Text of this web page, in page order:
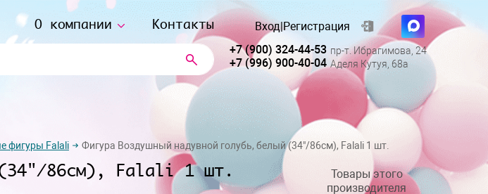
О компании Контакты Вход|Регистрация
+7 (900) 324-44-53 пр-т. Ибрагимова, 24
+7 (996) 900-40-04 Аделя Кутуя, 68а
фигуры Falali Фигура Воздушный надувной голубь, белый (34"/86см), Falali 1 шт.
(34"/86см), Falali 1 шт.
Товары этого
производителя